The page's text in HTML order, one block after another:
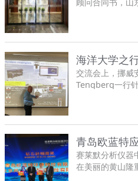
交流会上，挪威
Tengberg一行
赛莱默分析仪器
在美丽的黄山隆